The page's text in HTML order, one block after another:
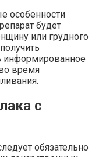
особенности
будет
или грудного
информированное
время
с
обязательно